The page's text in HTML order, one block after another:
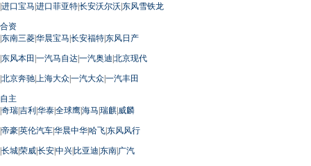
|进口宝马|进口菲亚特|长安沃尔沃|东风雪铁龙
合资
|东南三菱|华晨宝马|长安福特|东风日产
|东风本田 |一汽马自达|一汽奥迪|北京现代
|北京奔驰| 上海大众|一汽大众|一汽丰田
自主
|奇瑞|吉利|华泰|全球鹰|海马|瑞麒|威麟
|帝豪|英伦汽车|华晨中华|哈飞|东风风行
|长城|荣威|长安|中兴|比亚迪|东南|广汽